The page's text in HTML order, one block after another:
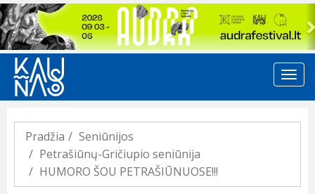
Previous
Pradžia
Seniūnijos
Petrašiūnų-Gričiupio seniūnija
HUMORO ŠOU PETRAŠIŪNUOSE!!!